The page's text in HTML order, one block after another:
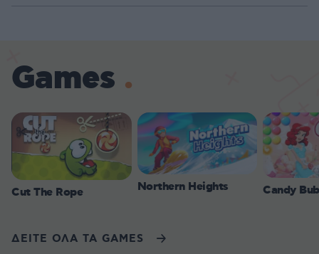
Games
Cut The Rope Northern Heights Candy
ΔΕΙΤΕ ΟΛΑ ΤΑ GAMES